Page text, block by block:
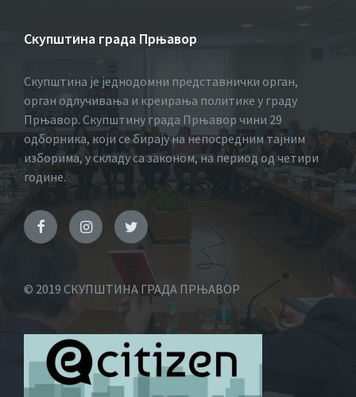
Скупштина града Прњавор
Скупштина је једнодомни представнички орган,
орган одлучивања и креирања политике у граду
Прњавор. Скупштину града Прњавор чини 29
одборника, који се бирају на непосредним тајним
изборима, у складу са законом, на период од четири
године.
© 2019 СКУПШТИНА ГРАДА ПРЊАВОР